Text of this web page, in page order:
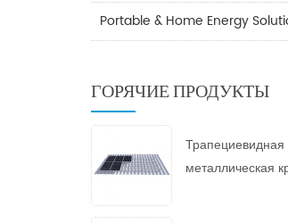
Portable & Home Energy
ГОРЯЧИЕ ПРОДУКТЫ
Трапециевидная
металлическая